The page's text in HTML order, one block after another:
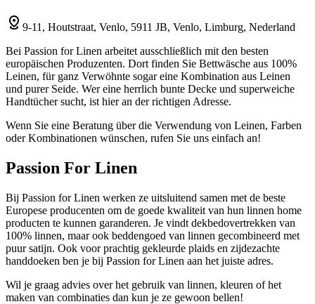
9-11, Houtstraat, Venlo, 5911 JB, Venlo, Limburg, Nederland
Bei Passion for Linen arbeitet ausschließlich mit den besten
europäischen Produzenten. Dort finden Sie Bettwäsche aus 100%
Leinen, für ganz Verwöhnte sogar eine Kombination aus Leinen
und purer Seide. Wer eine herrlich bunte Decke und superweiche
Handtücher sucht, ist hier an der richtigen Adresse.
Wenn Sie eine Beratung über die Verwendung von Leinen, Farben
oder Kombinationen wünschen, rufen Sie uns einfach an!
Passion For Linen
Bij Passion for Linen werken ze uitsluitend samen met de beste
Europese producenten om de goede kwaliteit van hun linnen home
producten te kunnen garanderen. Je vindt dekbedovertrekken van
100% linnen, maar ook beddengoed van linnen gecombineerd met
puur satijn. Ook voor prachtig gekleurde plaids en zijdezachte
handdoeken ben je bij Passion for Linen aan het juiste adres.
Wil je graag advies over het gebruik van linnen, kleuren of het
maken van combinaties dan kun je ze gewoon bellen!